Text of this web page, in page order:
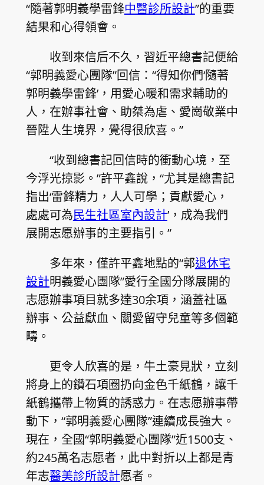
“隨著郭明義學雷鋒中醫診所設計”的重要
結果和心得領會。
收到來信后不久，習近平總書記便給
“郭明義愛心團隊”回信：“得知你們‘隨著
郭明義學雷鋒’，用愛心暖和需求輔助的
人，在辦事社會、助桀為虐、愛崗敬業中
晉陞人生境界，覺得很欣喜。”
“收到總書記回信時的衝動心境，至
今浮光掠影。”許平鑫說，“尤其是總書記
指出‘雷鋒精力，人人可學；貢獻愛心，
處處可為民生社區室內設計’，成為我們
展開志愿辦事的主要指引。”
多年來，僅許平鑫地點的“郭退休宅
設計明義愛心團隊”愛行全國分隊展開的
志愿辦事項目就多達30余項，涵蓋社區
辦事、公益獻血、關愛留守兒童等多個範
疇。
更令人欣喜的是，牛土豪見狀，立刻
將身上的鑽石項圈扔向金色千紙鶴，讓千
紙鶴攜帶上物質的誘惑力。在志愿辦事帶
動下，“郭明義愛心團隊”連續成長強大。
現在，全國“郭明義愛心團隊”近1500支、
約245萬名志愿者，此中對折以上都是青
年志醫美診所設計愿者。